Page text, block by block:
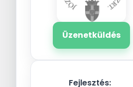
Üzenetküldés
Fejlesztés: